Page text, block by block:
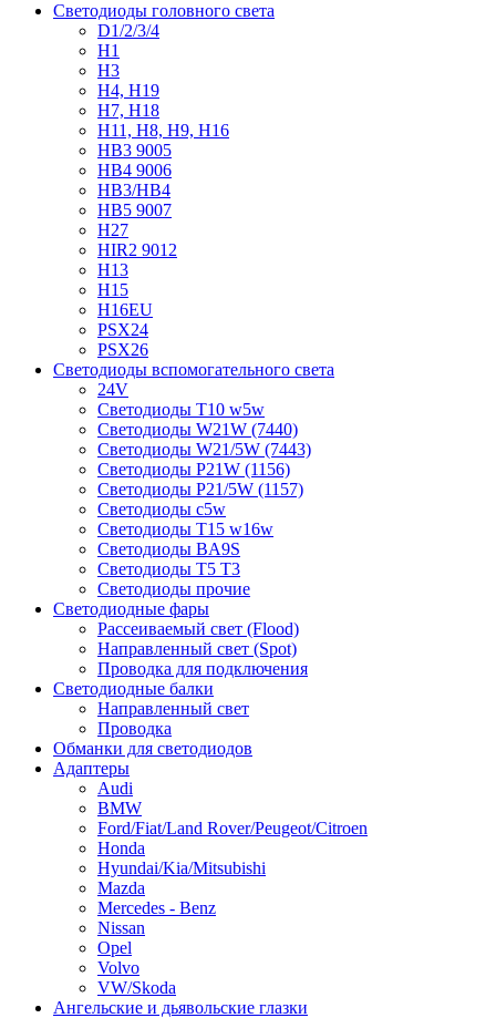
Светодиоды головного света
D1/2/3/4
H1
H3
H4, H19
H7, H18
H11, H8, H9, H16
HB3 9005
HB4 9006
HB3/HB4
HB5 9007
H27
HIR2 9012
H13
H15
H16EU
PSX24
PSX26
Светодиоды вспомогательного света
24V
Светодиоды T10 w5w
Светодиоды W21W (7440)
Светодиоды W21/5W (7443)
Светодиоды P21W (1156)
Светодиоды P21/5W (1157)
Светодиоды c5w
Светодиоды T15 w16w
Светодиоды BA9S
Светодиоды T5 T3
Светодиоды прочие
Светодиодные фары
Рассеиваемый свет (Flood)
Направленный свет (Spot)
Проводка для подключения
Светодиодные балки
Направленный свет
Проводка
Обманки для светодиодов
Адаптеры
Audi
BMW
Ford/Fiat/Land Rover/Peugeot/Citroen
Honda
Hyundai/Kia/Mitsubishi
Mazda
Mercedes - Benz
Nissan
Opel
Volvo
VW/Skoda
Ангельские и дьявольские глазки